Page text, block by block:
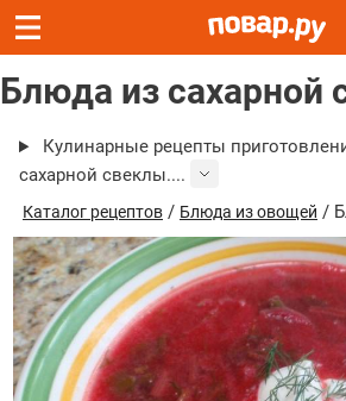
Блюда из сахарной
Кулинарные рецепты
сахарной свеклы....
Каталог рецептов / Блюда из овощей /